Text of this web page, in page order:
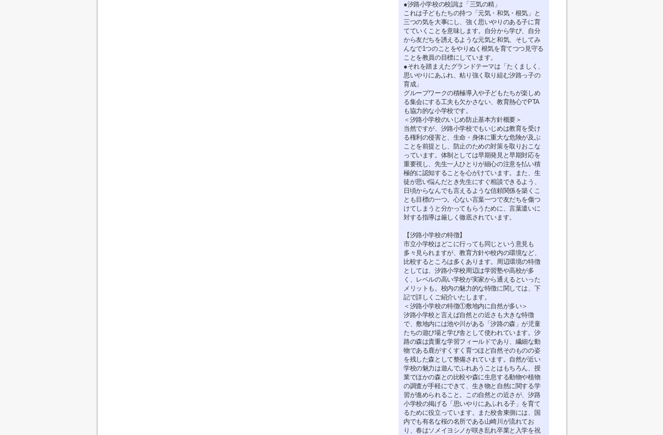
●汐路小学校の校訓は「三気の精」
これは子どもたちの持つ「元気・和気・根気」と
三つの気を大事にし、強く思いやりのある子に育
てていくことを意味します。自分から学び、自分
から友だちを誘えるような元気と和気、そしてみ
んなで1つのことをやりぬく根気を育てつつ見守る
ことを教員の目標にしています。
●それを踏まえたグランドテーマは「たくましく、
思いやりにあふれ、粘り強く取り組む汐路っ子の
育成」
グループワークの積極導入や子どもたちが楽しめ
る集会にする工夫も欠かさない、教育熱心でPTA
も協力的な小学校です。
＜汐路小学校のいじめ防止基本方針概要＞
当然ですが、汐路小学校でもいじめは教育を受け
る権利の侵害と、生命・身体に重大な危険が及ぶ
ことを前提とし、防止のための対策を取りおこな
っています。体制としては早期発見と早期対応を
重要視し、先生一人ひとりが細心の注意を払い積
極的に認知することを心がけています。また、生
徒が思い悩んだとき先生にすぐ相談できるよう、
日頃からなんでも言えるような信頼関係を築くこ
とも目標の一つ。心ない言葉一つで友だちを傷つ
けてしまうと分かってもらうために、言葉遣いに
対する指導は厳しく徹底されています。
【汐路小学校の特徴】
市立小学校はどこに行っても同じという意見も
多々見られますが、教育方針や校内の環境など、
比較するところは多くあります。周辺環境の特徴
としては、汐路小学校周辺は学習塾や高校が多
く、レベルの高い学校が実家から通えるといった
メリットも。校内の魅力的な特徴に関しては、下
記で詳しくご紹介いたします。
＜汐路小学校の特徴①敷地内に自然が多い＞
汐路小学校と言えば自然との近さも大きな特徴
で、敷地内には池や川がある「汐路の森」が児童
たちの遊び場と学び舎として使われています。汐
路の森は貴重な学習フィールドであり、繊細な動
物である鹿がすくすく育つほど自然そのものの姿
を残した森として整備されています。自然が近い
学校の魅力は遊んでふれあうことはもちろん、授
業でほかの森との比較や森に生息する動物や植物
の調査が手軽にできて、生き物と自然に関する学
習が進められること。この自然との近さが、汐路
小学校の掲げる「思いやりにあふれる子」を育て
るために役立っています。また校舎東側には、国
内でも有名な桜の名所である山崎川が流れてお
り、春はソメイヨシノが咲き乱れ卒業と入学を祝